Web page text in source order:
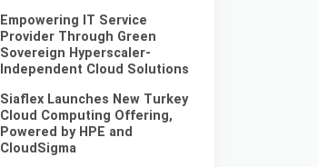
Empowering IT Service
Provider Through Green
Sovereign Hyperscaler-
Independent Cloud Solutions
Siaflex Launches New Turkey
Cloud Computing Offering,
Powered by HPE and
CloudSigma